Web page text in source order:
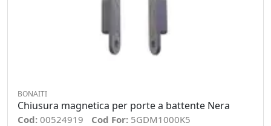
BONAITI
Chiusura magnetica per porte a battente Nera
Cod: 00524919 Cod For: 5GDM1000K5